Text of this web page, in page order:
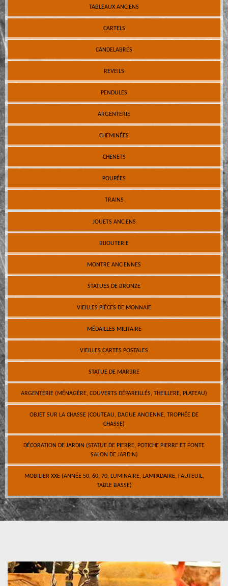
TABLEAUX ANCIENS
CARTELS
CANDELABRES
REVEILS
PENDULES
ARGENTERIE
CHEMINÉES
CHENETS
POUPÉES
TRAINS
JOUETS ANCIENS
BIJOUTERIE
MONTRE ANCIENNES
STATUES DE BRONZE
VIEILLES PIÈCES DE MONNAIE
MÉDAILLES MILITAIRE
VIEILLES CARTES POSTALES
STATUE DE MARBRE
ARGENTERIE (MÉNAGÈRE, COUVERTS DÉPAREILLÉS, THEILLERE, PLATEAU)
OBJET SUR LA CHASSE (COUTEAU, DAGUE ANCIENNE, TROPHÉE DE
CHASSE)
DÉCORATION DE JARDIN (STATUE DE PIERRE, POTICHE PIERRE ET FONTE
SALON DE JARDIN)
MOBILIER XXE (ANNÉE 50, 60, 70, LUMINAIRE, LAMPADAIRE, FAUTEUIL,
TABLE BASSE)